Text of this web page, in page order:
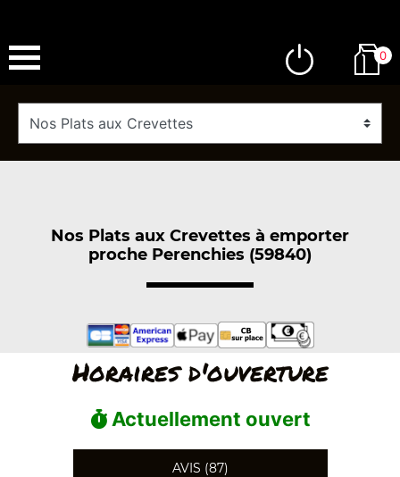
0
Nos Plats aux Crevettes à emporter
proche Perenchies (59840)
Horaires d'ouverture
Actuellement ouvert
AVIS (87)